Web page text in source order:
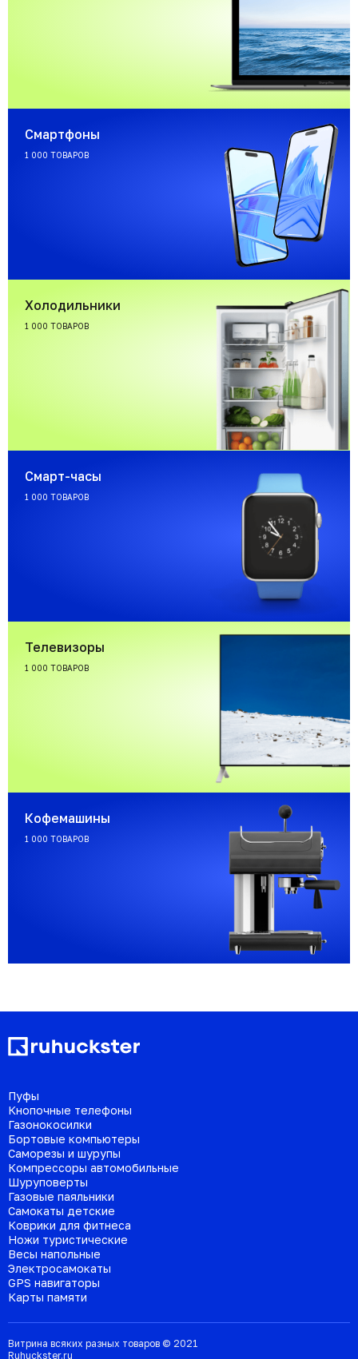
Смартфоны
1 000 ТОВАРОВ
Холодильники
1 000 ТОВАРОВ
Смарт-часы
1 000 ТОВАРОВ
Телевизоры
1 000 ТОВАРОВ
Кофемашины
1 000 ТОВАРОВ
Пуфы
Кнопочные телефоны
Газонокосилки
Бортовые компьютеры
Саморезы и шурупы
Компрессоры автомобильные
Шуруповерты
Газовые паяльники
Самокаты детские
Коврики для фитнеса
Ножи туристические
Весы напольные
Электросамокаты
GPS навигаторы
Карты памяти
Витрина всяких разных товаров © 2021
Ruhuckster.ru